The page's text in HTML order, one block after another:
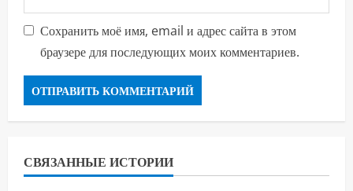
Сохранить моё имя, email и адрес сайта в этом
браузере для последующих моих комментариев.
СВЯЗАННЫЕ ИСТОРИИ